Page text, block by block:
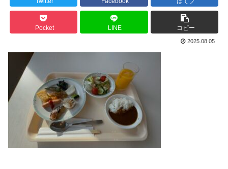
Pocket LINE コピー
2025.08.05